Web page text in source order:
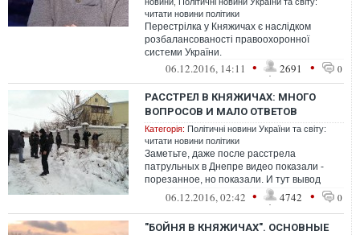
читати новини політики
Перестрілка у Княжичах є наслідком
розбалансованості правоохоронної
системи України.
06.12.2016, 14:11 • 2691 • 0
РАССТРЕЛ В КНЯЖИЧАХ: МНОГО
ВОПРОСОВ И МАЛО ОТВЕТОВ
Категорія: Політичні новини України та світу:
читати новини політики
Заметьте, даже после расстрела
патрульных в Днепре видео показали -
порезанное, но показали. И тут вывод
напрашивается сам собой: это видео
06.12.2016, 02:42 • 4742 • 0
"БОЙНЯ В КНЯЖИЧАХ". ОСНОВНЫЕ